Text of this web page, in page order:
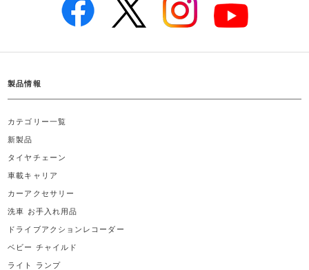
製品情報
カテゴリー一覧
新製品
タイヤチェーン
車載キャリア
カーアクセサリー
洗車 お手入れ用品
ドライブアクションレコーダー
ベビー チャイルド
ライト ランプ